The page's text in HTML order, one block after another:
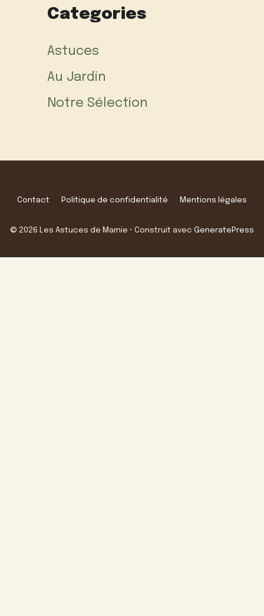
Categories
Astuces
Au Jardin
Notre Sélection
Contact Politique de confidentialité Mentions légales
© 2026 Les Astuces de Mamie • Construit avec GeneratePress